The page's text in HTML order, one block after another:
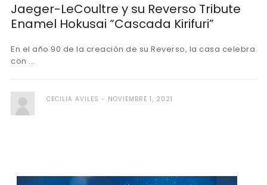
Jaeger-LeCoultre y su Reverso Tribute
Enamel Hokusai “Cascada Kirifuri”
En el año 90 de la creación de su Reverso, la casa celebra
con ...
CECILIA AVILES NOVIEMBRE 1, 2021